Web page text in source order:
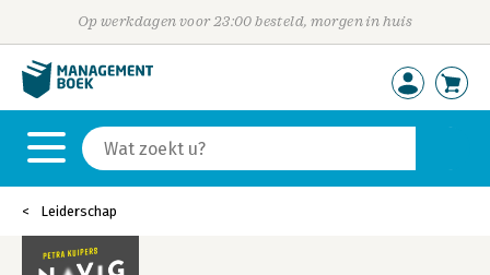
Op werkdagen voor 23:00 besteld, morgen in huis
Leiderschap